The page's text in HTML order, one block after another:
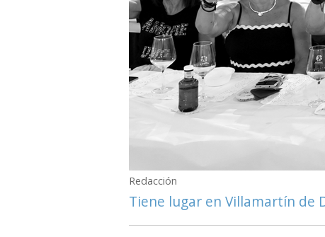
Redacción
Tiene lugar en Villamartín de